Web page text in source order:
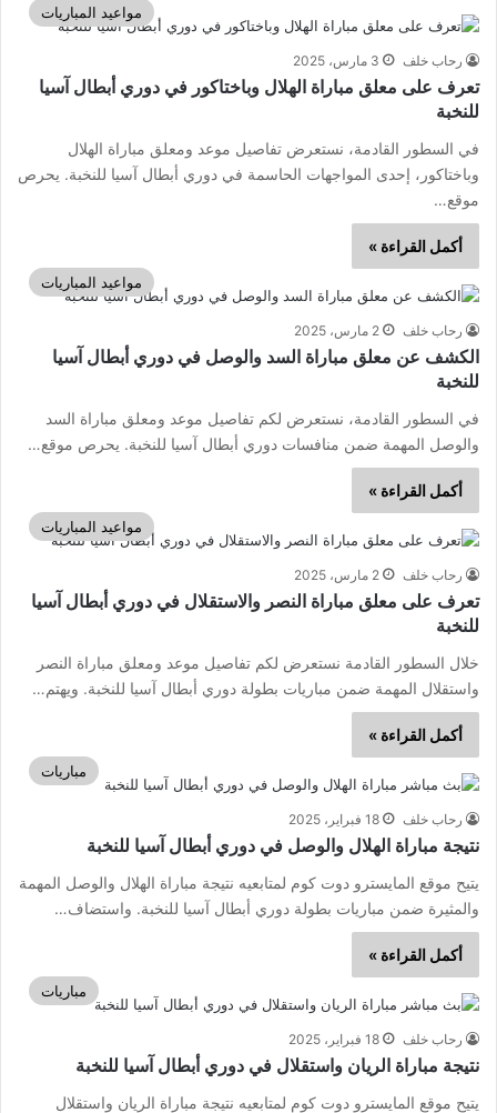
مواعيد المباريات
رحاب خلف 3 مارس، 2025
تعرف على معلق مباراة الهلال وباختاكور في دوري أبطال آسيا
للنخبة
في السطور القادمة، نستعرض تفاصيل موعد ومعلق مباراة الهلال
وباختاكور، إحدى المواجهات الحاسمة في دوري أبطال آسيا للنخبة. يحرص
موقع…
أكمل القراءة »
مواعيد المباريات
رحاب خلف 2 مارس، 2025
الكشف عن معلق مباراة السد والوصل في دوري أبطال آسيا
للنخبة
في السطور القادمة، نستعرض لكم تفاصيل موعد ومعلق مباراة السد
والوصل المهمة ضمن منافسات دوري أبطال آسيا للنخبة. يحرص موقع…
أكمل القراءة »
مواعيد المباريات
رحاب خلف 2 مارس، 2025
تعرف على معلق مباراة النصر والاستقلال في دوري أبطال آسيا
للنخبة
خلال السطور القادمة نستعرض لكم تفاصيل موعد ومعلق مباراة النصر
واستقلال المهمة ضمن مباريات بطولة دوري أبطال آسيا للنخبة. ويهتم…
أكمل القراءة »
مباريات
رحاب خلف 18 فبراير، 2025
نتيجة مباراة الهلال والوصل في دوري أبطال آسيا للنخبة
يتيح موقع المايسترو دوت كوم لمتابعيه نتيجة مباراة الهلال والوصل المهمة
والمثيرة ضمن مباريات بطولة دوري أبطال آسيا للنخبة. واستضاف…
أكمل القراءة »
مباريات
رحاب خلف 18 فبراير، 2025
نتيجة مباراة الريان واستقلال في دوري أبطال آسيا للنخبة
يتيح موقع المايسترو دوت كوم لمتابعيه نتيجة مباراة الريان واستقلال